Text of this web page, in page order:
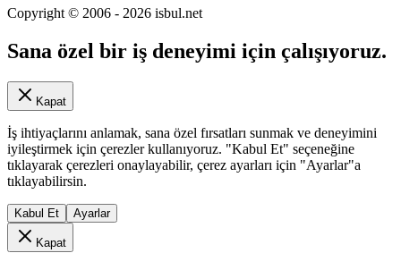
Copyright © 2006 - 2026 isbul.net
Sana özel bir iş deneyimi için çalışıyoruz.
Kapat
İş ihtiyaçlarını anlamak, sana özel fırsatları sunmak ve deneyimini
iyileştirmek için çerezler kullanıyoruz. "Kabul Et" seçeneğine
tıklayarak çerezleri onaylayabilir, çerez ayarları için "Ayarlar"a
tıklayabilirsin.
Kabul Et Ayarlar
Kapat